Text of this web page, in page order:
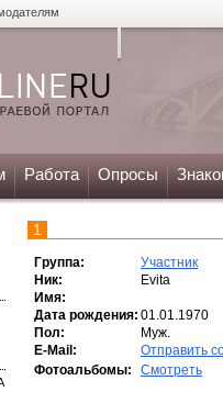
Работа Опросы
1
Группа:
Участник
Ник:
Evita
Имя:
Дата рождения: 01.01.1970
Пол:
Муж.
E-Mail:
Отправить
Фотоальбомы:
Смотреть